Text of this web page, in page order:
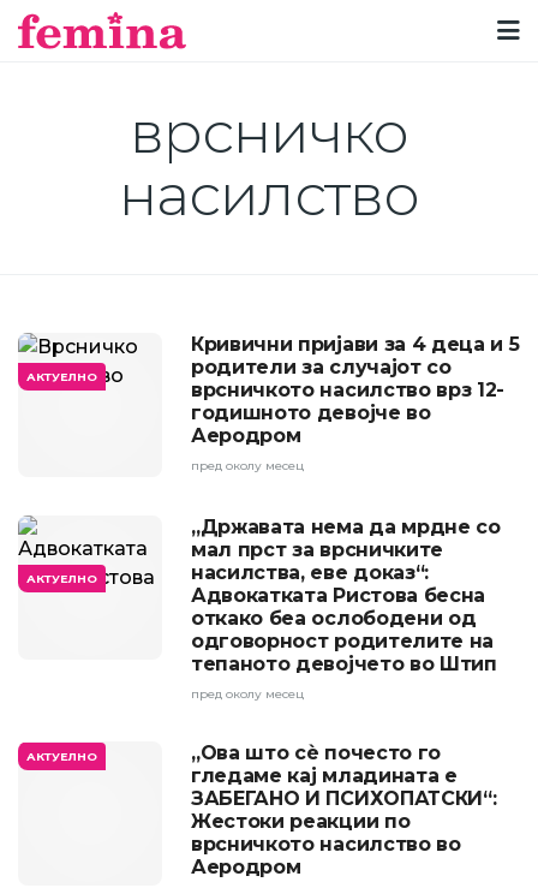
врсничко
насилство
АКТУЕЛНО
Кривични пријави за 4 деца и 5
родители за случајот со
врсничкото насилство врз 12-
годишното девојче во
Аеродром
пред околу месец
АКТУЕЛНО
„Државата нема да мрдне со
мал прст за врсничките
насилства, еве доказ“:
Адвокатката Ристова бесна
откако беа ослободени од
одговорност родителите на
тепаното девојчето во Штип
пред околу месец
АКТУЕЛНО
„Ова што сѐ почесто го
гледаме кај младината е
ЗАБЕГАНО И ПСИХОПАТСКИ“:
Жестоки реакции по
врсничкото насилство во
Аеродром